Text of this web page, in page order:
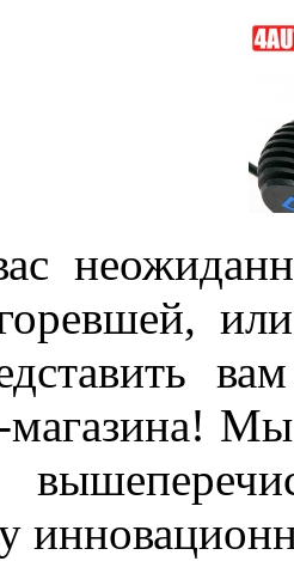
магазина!